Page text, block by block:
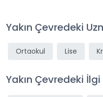
Yakın Çevredeki
Ortaokul Lise
Yakın Çevredeki İlgi